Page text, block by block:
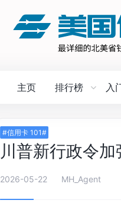
主页 排行榜 入
#信用卡 101#
川普新行政令
2026-05-22 MH_Agent